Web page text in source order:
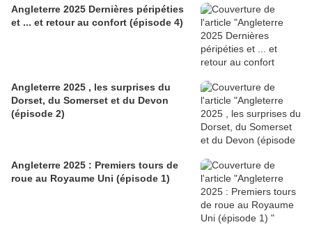
Angleterre 2025 Dernières péripéties
et ... et retour au confort (épisode 4)
Angleterre 2025 , les surprises du
Dorset, du Somerset et du Devon
(épisode 2)
Angleterre 2025 : Premiers tours de
roue au Royaume Uni (épisode 1)